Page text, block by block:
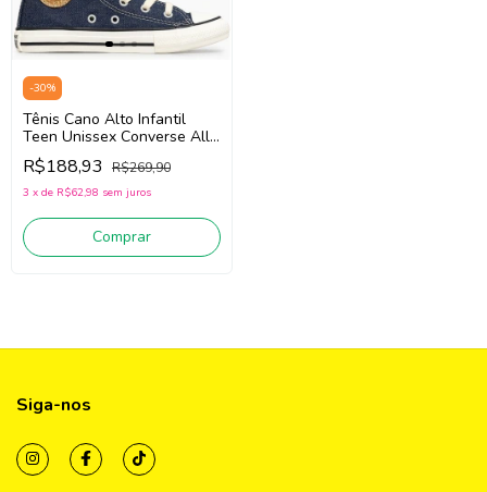
-30%
Tênis Cano Alto Infantil
Teen Unissex Converse All
Star CK1642/Ck1640 (Jeans)
Tecido
R$188,93 R$269,90
3 x de R$62,98 sem juros
Comprar
Siga-nos